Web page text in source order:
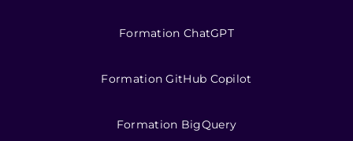
Formation ChatGPT
Formation GitHub Copilot
Formation BigQuery